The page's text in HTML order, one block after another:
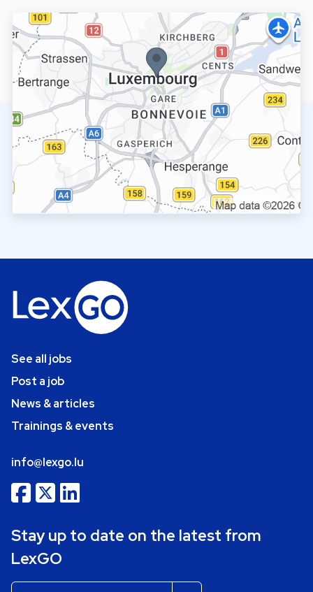
See all jobs
Post a job
News & articles
Trainings & events
info@lexgo.lu
Stay up to date on the latest from
LexGO